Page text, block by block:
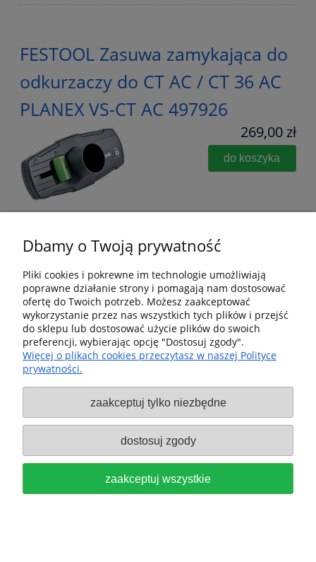
FESTOOL Zasuwa zamykająca do
odkurzaczy do CT AC / CT 36 AC
PLANEX VS-CT AC 497926
269,00 zł
do koszyka
Festool Separator CT-VA-20 do
odkurzacza CT 26, CT 36, CT 48
204083
1 809,00 zł
FESTOOL Filtr do zasysania na
Dbamy o Twoją prywatność
Pliki cookies i pokrewne im technologie umożliwiają
poprawne działanie strony i pomagają nam dostosować
ofertę do Twoich potrzeb. Możesz zaakceptować
wykorzystanie przez nas wszystkich tych plików i przejść
do sklepu lub dostosować użycie plików do swoich
preferencji, wybierając opcję "Dostosuj zgody".
Więcej o plikach cookies przeczytasz w naszej Polityce
prywatności.
zaakceptuj tylko niezbędne
dostosuj zgody
zaakceptuj wszystkie